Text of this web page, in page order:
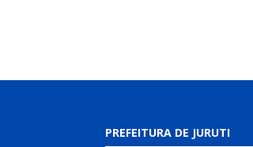
PREFEITURA DE JURUTI